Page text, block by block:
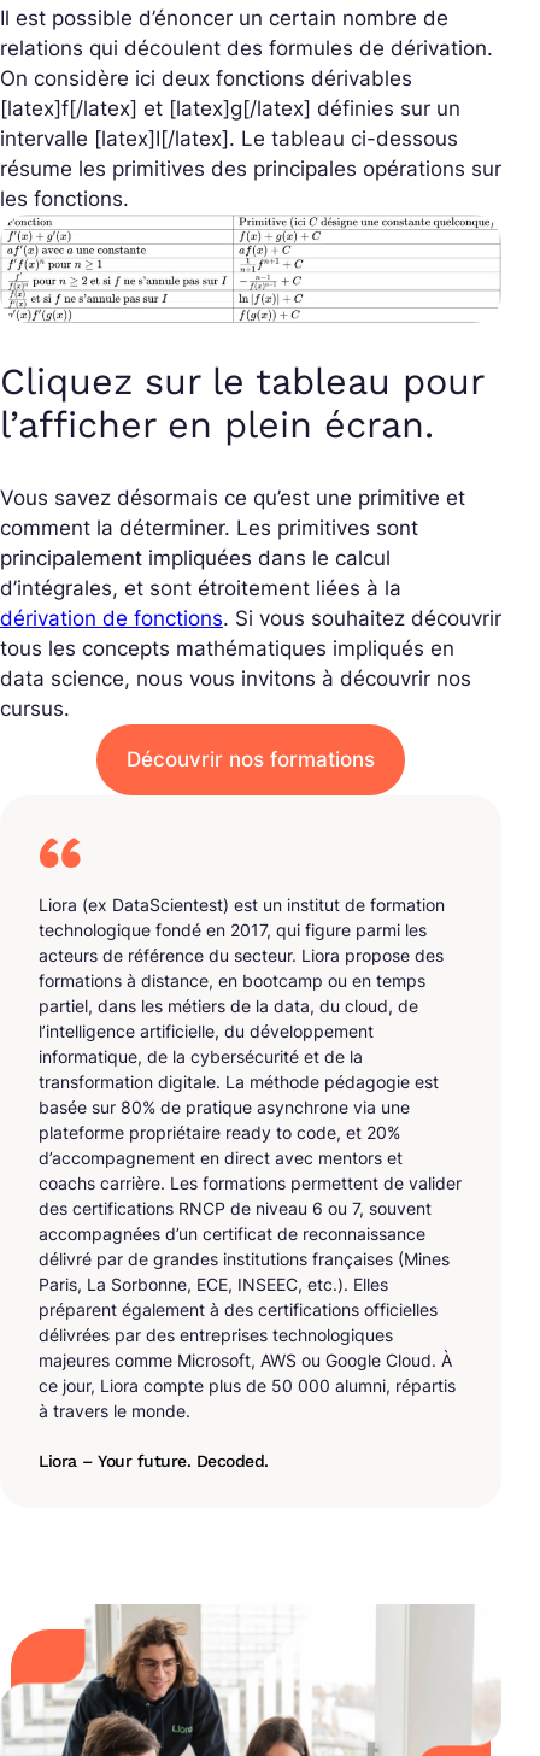
Il est possible d’énoncer un certain nombre de
relations qui découlent des formules de dérivation.
On considère ici deux fonctions dérivables
[latex]f[/latex] et [latex]g[/latex] définies sur un
intervalle [latex]I[/latex]. Le tableau ci-dessous
résume les primitives des principales opérations sur
les fonctions.
Cliquez sur le tableau pour
l’afficher en plein écran.
Vous savez désormais ce qu’est une primitive et
comment la déterminer. Les primitives sont
principalement impliquées dans le calcul
d’intégrales, et sont étroitement liées à la
dérivation de fonctions. Si vous souhaitez découvrir
tous les concepts mathématiques impliqués en
data science, nous vous invitons à découvrir nos
cursus.
Découvrir nos formations
Liora (ex DataScientest) est un institut de formation
technologique fondé en 2017, qui figure parmi les
acteurs de référence du secteur. Liora propose des
formations à distance, en bootcamp ou en temps
partiel, dans les métiers de la data, du cloud, de
l’intelligence artificielle, du développement
informatique, de la cybersécurité et de la
transformation digitale. La méthode pédagogie est
basée sur 80% de pratique asynchrone via une
plateforme propriétaire ready to code, et 20%
d’accompagnement en direct avec mentors et
coachs carrière. Les formations permettent de valider
des certifications RNCP de niveau 6 ou 7, souvent
accompagnées d’un certificat de reconnaissance
délivré par de grandes institutions françaises (Mines
Paris, La Sorbonne, ECE, INSEEC, etc.). Elles
préparent également à des certifications officielles
délivrées par des entreprises technologiques
majeures comme Microsoft, AWS ou Google Cloud. À
ce jour, Liora compte plus de 50 000 alumni, répartis
à travers le monde.
Liora – Your future. Decoded.